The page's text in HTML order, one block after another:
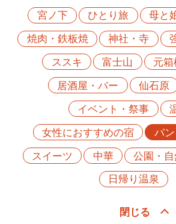
宮ノ下
ひとり旅 母と
焼肉・鉄板焼
神社・寺
ススキ
富士山 元箱
居酒屋・バー
仙石原
イベント・祭事
女性におすすめの宿
パン
スイーツ
中華 公園・自
日帰り温泉